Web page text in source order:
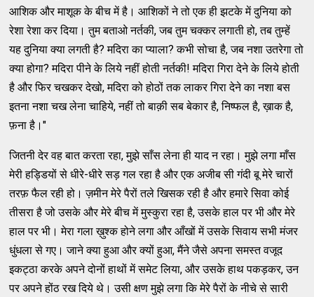
आशिक और माशूक के बीच में है। आशिकों ने तो एक ही झटके में दुनिया को
रेशा रेशा कर दिया। तुम बताओ नर्तकी, जब तुम चक्कर लगाती हो, तब तुम्हें
यह दुनिया क्या लगती है? मदिरा का प्याला? कभी सोचा है, जब नशा उतरेगा तो
क्या होगा? मदिरा पीने के लिये नहीं होती नर्तकी! मदिरा गिरा देने के लिये होती
है और फिर चखकर देखो, मदिरा को होठों तक लाकर गिरा देने का नशा बस
इतना नशा चख लेना चाहिये, नहीं तो बाक़ी सब बेकार है, निष्फल है, ख़ाक है,
फ़ना है।"
जितनी देर वह बात करता रहा, मुझे साँस लेना ही याद न रहा। मुझे लगा माँस
मेरी हड्डियों से धीरे-धीरे सड़ गल रहा है और एक अजीब सी गंदी बू मेरे चारों
तरफ़ फैल रही हो। ज़मीन मेरे पैरों तले खिसक रही है और हमारे सिवा कोई
तीसरा है जो उसके और मेरे बीच में मुस्कुरा रहा है, उसके हाल पर भी और मेरे
हाल पर भी। मेरा गला ख़ुश्क होने लगा और आँखों में उसके सिवाय सभी मंजर
धुंधला से गए। जाने क्या हुआ और क्यों हुआ, मैंने जैसे अपना समस्त वजूद
इकट्ठा करके अपने दोनों हाथों में समेट लिया, और उसके हाथ पकड़कर, उन
पर अपने होंठ रख दिये थे। उसी क्षण मुझे लगा कि मेरे पैरों के नीचे से सारी